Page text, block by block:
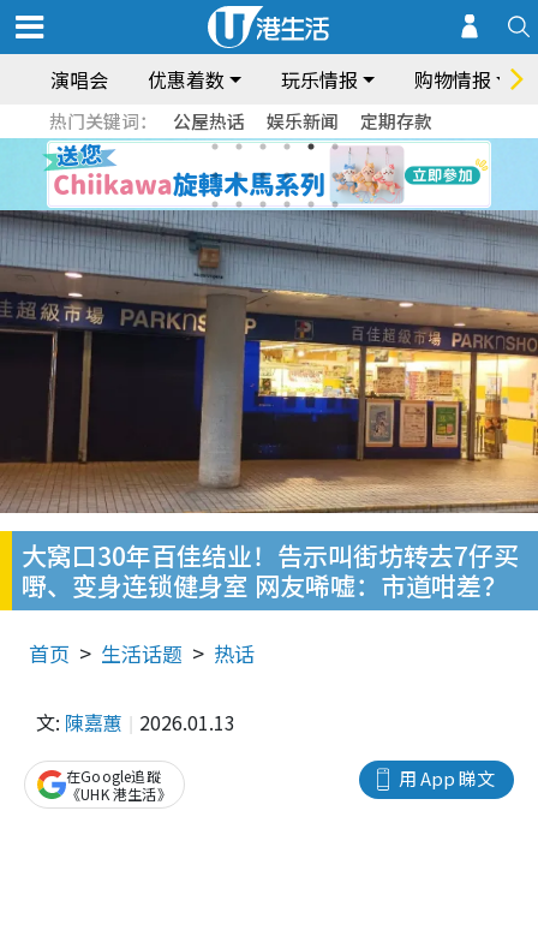
演唱会 优惠着数 玩乐情报 购物情报
热门关键词： 公屋热话 娱乐新闻 定期存款
大窝口30年百佳结业！告示叫街坊转去7仔买
嘢、变身连锁健身室 网友唏嘘：市道咁差？
首页 生活话题 热话
文: 陳嘉蕙 2026.01.13
用 App 睇文
在Google追蹤
《UHK 港生活》